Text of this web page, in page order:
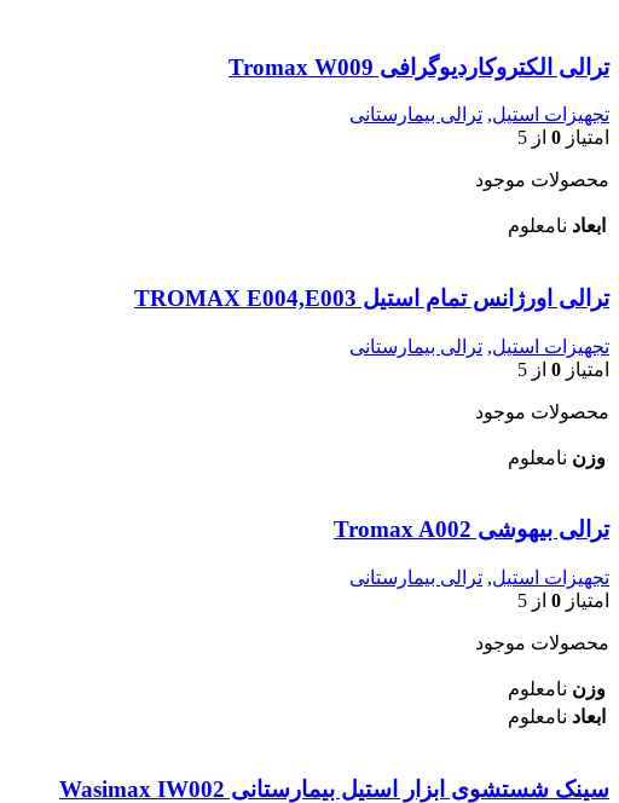
ترالی الکتروکاردیوگرافی Tromax W009
تجهیزات استیل, ترالی بیمارستانی
امتیاز 0 از 5
محصولات موجود
ابعاد نامعلوم
ترالی اورژانس تمام استیل TROMAX E004,E003
تجهیزات استیل, ترالی بیمارستانی
امتیاز 0 از 5
محصولات موجود
وزن نامعلوم
ترالی بیهوشی Tromax A002
تجهیزات استیل, ترالی بیمارستانی
امتیاز 0 از 5
محصولات موجود
وزن نامعلوم
ابعاد نامعلوم
سینک شستشوی ابزار استیل بیمارستانی Wasimax IW002